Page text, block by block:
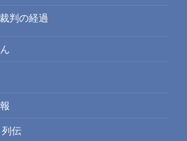
判の経過
伝